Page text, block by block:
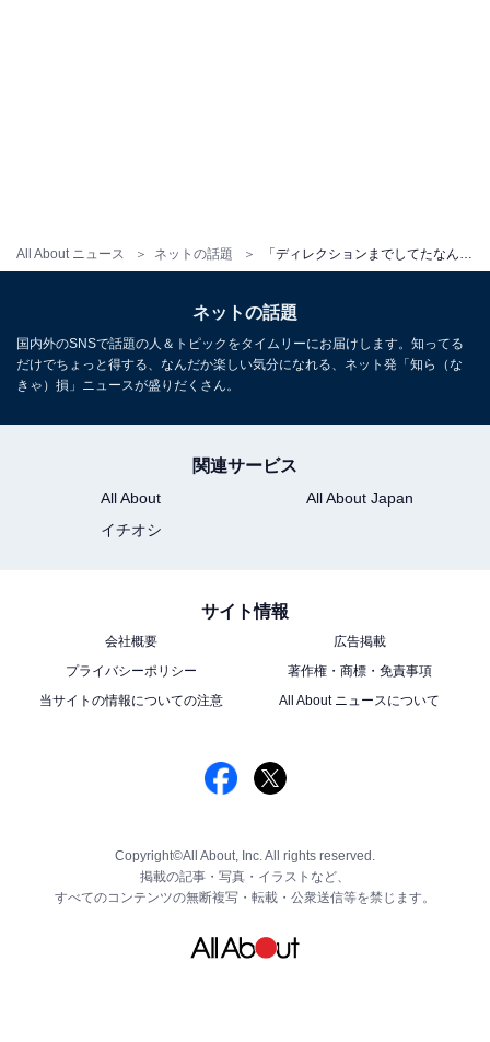
All About ニュース ネットの話題
ネットの話題
国内外のSNSで話題の人＆トピックをタイムリーにお届けします。知ってる
だけでちょっと得する、なんだか楽しい気分になれる、ネット発「知ら（な
きゃ）損」ニュースが盛りだくさん。
関連サービス
All About
All About Japan
イチオシ
サイト情報
会社概要
広告掲載
プライバシーポリシー
著作権・商標・免責事項
当サイトの情報についての注意
All About ニュースについて
Copyright©All About, Inc. All rights reserved.
掲載の記事・写真・イラストなど、
すべてのコンテンツの無断複写・転載・公衆送信等を禁じます。